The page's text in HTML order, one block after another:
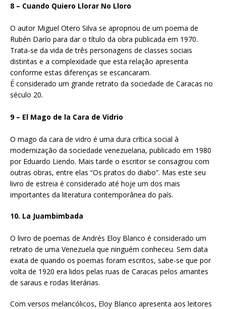
8 – Cuando Quiero Llorar No Lloro
O autor Miguel Otero Silva se apropriou de um poema de
Rubén Darío para dar o título da obra publicada em 1970.
Trata-se da vida de três personagens de classes sociais
distintas e a complexidade que esta relação apresenta
conforme estas diferenças se escancaram.
É considerado um grande retrato da sociedade de Caracas no
século 20.
9 – El Mago de la Cara de Vidrio
O mago da cara de vidro é uma dura crítica social à
modernização da sociedade venezuelana, publicado em 1980
por Eduardo Liendo. Mais tarde o escritor se consagrou com
outras obras, entre elas “Os pratos do diabo”. Mas este seu
livro de estreia é considerado até hoje um dos mais
importantes da literatura contemporânea do país.
10. La Juambimbada
O livro de poemas de Andrés Eloy Blanco é considerado um
retrato de uma Venezuela que ninguém conheceu. Sem data
exata de quando os poemas foram escritos, sabe-se que por
volta de 1920 era lidos pelas ruas de Caracas pelos amantes
de saraus e rodas literárias.
Com versos melancólicos, Eloy Blanco apresenta aos leitores